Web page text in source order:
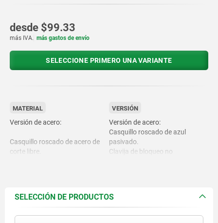
desde $99.33
más IVA. más gastos de envío
SELECCIONE PRIMERO UNA VARIANTE
MATERIAL
Versión de acero:
Casquillo roscado de acero de
corte libre.
Versión de acero inoxidable:
VERSIÓN
Versión de acero:
Casquillo roscado de azul
pasivado.
Clavija de bloqueo no
natural.
Clavija de bloqueo no
endurecida, de acabado natural.
SELECCIÓN DE PRODUCTOS